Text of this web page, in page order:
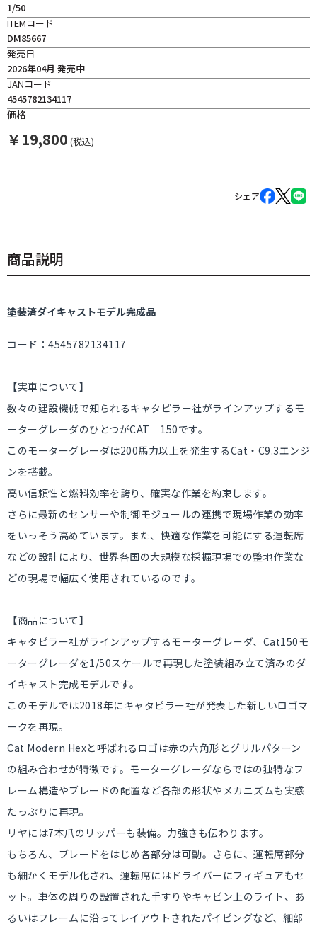
1/50
ITEMコード
DM85667
発売日
2026年04月 発売中
JANコード
4545782134117
価格
￥19,800 (税込)
シェア
商品説明
塗装済ダイキャストモデル完成品
コード：4545782134117
【実車について】
数々の建設機械で知られるキャタピラー社がラインアップするモ
ーターグレーダのひとつがCAT 150です。
このモーターグレーダは200馬力以上を発生するCat・C9.3エンジ
ンを搭載。
高い信頼性と燃料効率を誇り、確実な作業を約束します。
さらに最新のセンサーや制御モジュールの連携で現場作業の効率
をいっそう高めています。また、快適な作業を可能にする運転席
などの設計により、世界各国の大規模な採掘現場での整地作業な
どの現場で幅広く使用されているのです。
【商品について】
キャタピラー社がラインアップするモーターグレーダ、Cat150モ
ーターグレーダを1/50スケールで再現した塗装組み立て済みのダ
イキャスト完成モデルです。
このモデルでは2018年にキャタピラー社が発表した新しいロゴマ
ークを再現。
Cat Modern Hexと呼ばれるロゴは赤の六角形とグリルパターン
の組み合わせが特徴です。モーターグレーダならではの独特なフ
レーム構造やブレードの配置など各部の形状やメカニズムも実感
たっぷりに再現。
リヤには7本爪のリッパーも装備。力強さも伝わります。
もちろん、ブレードをはじめ各部分は可動。さらに、運転席部分
も細かくモデル化され、運転席にはドライバーにフィギュアもセ
ット。車体の周りの設置された手すりやキャビン上のライト、あ
るいはフレームに沿ってレイアウトされたパイピングなど、細部